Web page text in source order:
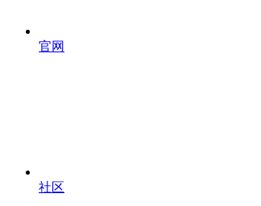
官网
社区